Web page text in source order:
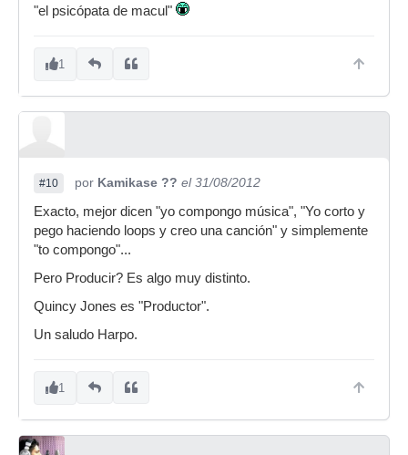
"el psicópata de macul"
1
#10 por Kamikase ?? el 31/08/2012
Exacto, mejor dicen "yo compongo música", "Yo corto y
pego haciendo loops y creo una canción" y simplemente
"to compongo"...
Pero Producir? Es algo muy distinto.
Quincy Jones es "Productor".
Un saludo Harpo.
1